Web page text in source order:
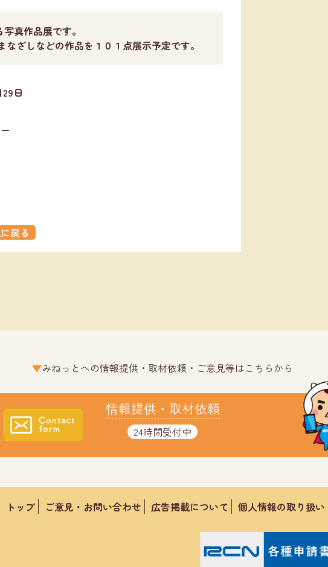
真作品展です。
ざしなどの作品を１０１点展示予定です。
日
戻る
みねっとへの情報提供・取材依頼・ご意見等はこちらから
情報提供・取材依頼
24時間受付中
トップ ご意見・お問い合わせ 広告掲載について 個人情報の取り扱い